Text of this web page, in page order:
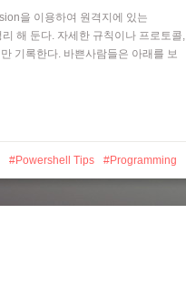
을 이용하여 원격지에 있는
해 둔다. 자세한 규칙이나 프로토콜,
기록한다. 바쁜사람들은 아래를 보
Powershell Tips Programming